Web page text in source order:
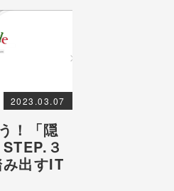
2023.03.07
！「隠
３
み出すIT